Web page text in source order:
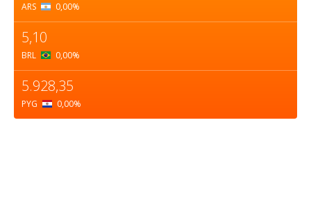
ARS 0,00%
5,10
BRL 0,00%
5.928,35
PYG 0,00%